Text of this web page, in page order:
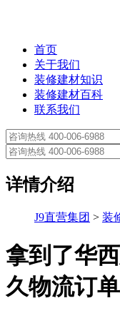
首页
关于我们
装修建材知识
装修建材百科
联系我们
详情介绍
J9直营集团 > 装
拿到了华
久物流订单